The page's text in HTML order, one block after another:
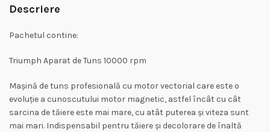
Descriere
Pachetul contine:
Triumph Aparat de Tuns 10000 rpm
Mașină de tuns profesională cu motor vectorial care este o
evoluție a cunoscutului motor magnetic, astfel încât cu cât
sarcina de tăiere este mai mare, cu atât puterea și viteza sunt
mai mari. Indispensabil pentru tăiere și decolorare de înaltă